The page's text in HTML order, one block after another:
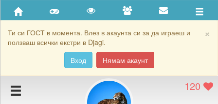
×
Ти си ГОСТ в момента. Влез в акаунта си за да играеш и
ползваш всички екстри в Djagi.
Вход
Нямам акаунт
Приятели
Хронология на игри
Подаръците на man60 120